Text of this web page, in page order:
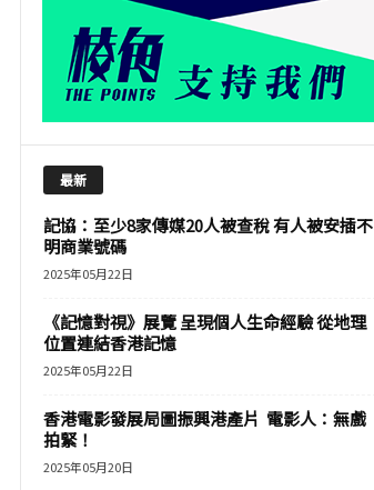
最新
記協：至少8家傳媒20人被查稅 有人被安插不
明商業號碼
2025年05月22日
《記憶對視》展覽 呈現個人生命經驗 從地理
位置連結香港記憶
2025年05月22日
香港電影發展局圖振興港產片 電影人：無戲
拍緊！
2025年05月20日